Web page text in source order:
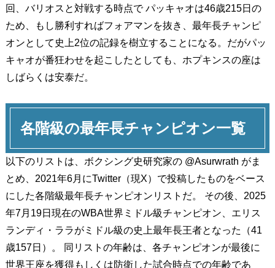
回、バリオスと対戦する時点で パッキャオは46歳215日の
ため、もし勝利すればフォアマンを抜き、最年長チャンピ
オンとして史上2位の記録を樹立することになる。だがパッ
キャオが番狂わせを起こしたとしても、ホプキンスの座は
しばらくは安泰だ。
各階級の最年長チャンピオン一覧
以下のリストは、ボクシング史研究家の @Asurwrath がま
とめ、2021年6月にTwitter（現X）で投稿したものをベース
にした各階級最年長チャンピオンリストだ。 その後、2025
年7月19日現在のWBA世界ミドル級チャンピオン、エリス
ランディ・ララがミドル級の史上最年長王者となった（41
歳157日）。 同リストの年齢は、各チャンピオンが最後に
世界王座を獲得もしくは防衛した試合時点での年齢であ